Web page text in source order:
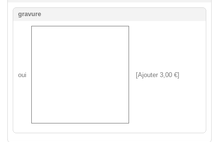
gravure
oui [Ajouter 3,00 €]